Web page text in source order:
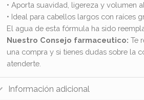
• Aporta suavidad, ligereza y volumen
• Ideal para cabellos largos con raíces
El agua de esta fórmula ha sido
Nuestro Consejo farmaceutico: Te
una compra y si tienes dudas sobre la
atenderte.
Información adicional